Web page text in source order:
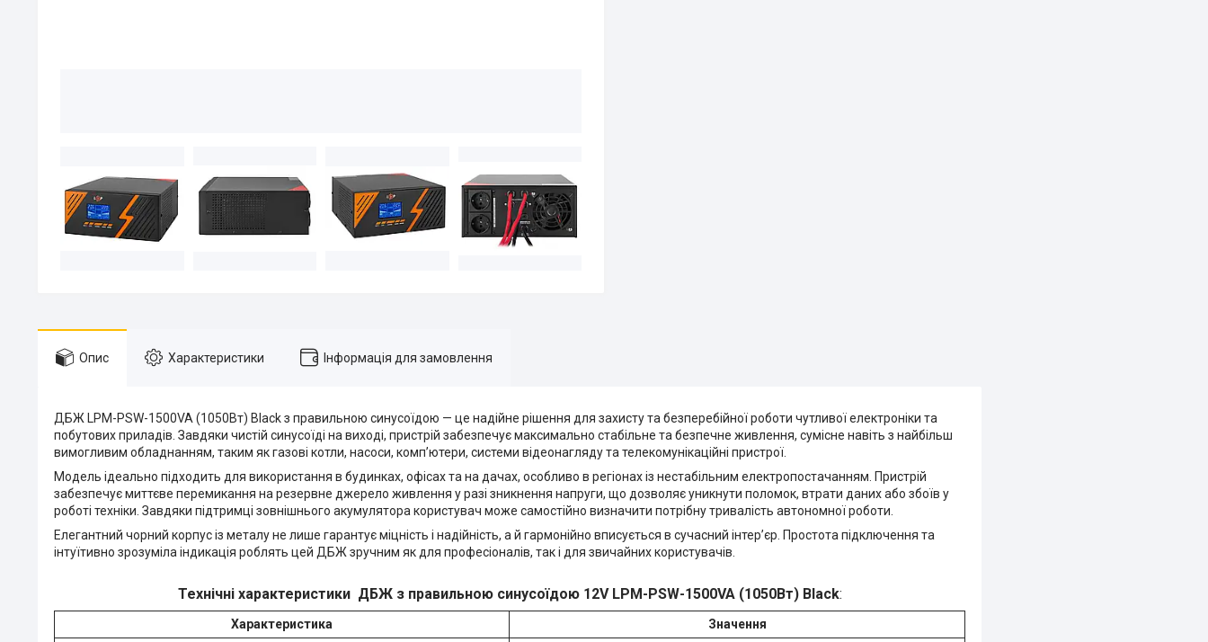
Опис Характеристики Інформація для замовлення
ДБЖ LPM-PSW-1500VA (1050Вт) Black з правильною синусоїдою — це надійне рішення для захисту та безперебійної роботи чутливої електроніки та
побутових приладів. Завдяки чистій синусоїді на виході, пристрій забезпечує максимально стабільне та безпечне живлення, сумісне навіть з найбільш
вимогливим обладнанням, таким як газові котли, насоси, комп’ютери, системи відеонагляду та телекомунікаційні пристрої.
Модель ідеально підходить для використання в будинках, офісах та на дачах, особливо в регіонах із нестабільним електропостачанням. Пристрій
забезпечує миттєве перемикання на резервне джерело живлення у разі зникнення напруги, що дозволяє уникнути поломок, втрати даних або збоїв у
роботі техніки. Завдяки підтримці зовнішнього акумулятора користувач може самостійно визначити потрібну тривалість автономної роботи.
Елегантний чорний корпус із металу не лише гарантує міцність і надійність, а й гармонійно вписується в сучасний інтер’єр. Простота підключення та
інтуїтивно зрозуміла індикація роблять цей ДБЖ зручним як для професіоналів, так і для звичайних користувачів.
Технічні характеристики ДБЖ з правильною синусоїдою 12V LPM-PSW-1500VA (1050Вт) Black:
Характеристика
Значення